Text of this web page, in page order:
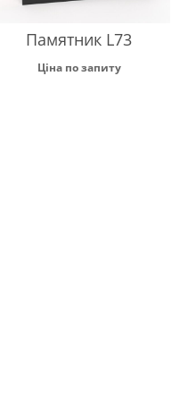
Памятник L73
Ціна по запиту